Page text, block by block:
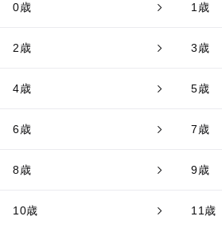
0歳 1歳
2歳 3歳
4歳 5歳
6歳 7歳
8歳 9歳
10歳 11歳